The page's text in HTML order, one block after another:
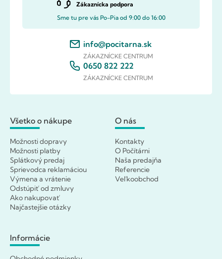
Zákaznícka podpora
Sme tu pre vás Po-Pia od 9:00 do 16:00
info@pocitarna.sk
ZÁKAZNÍCKE CENTRUM
0650 822 222
ZÁKAZNÍCKE CENTRUM
Všetko o nákupe
Možnosti dopravy
Možnosti platby
Splátkový predaj
Sprievodca reklamáciou
Výmena a vrátenie
Odstúpiť od zmluvy
Ako nakupovať
Najčastejšie otázky
O nás
Kontakty
O Počítárni
Naša predajňa
Referencie
Veľkoobchod
Informácie